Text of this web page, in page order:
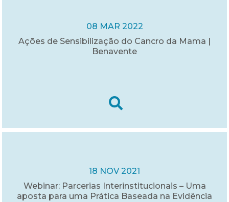
08 MAR 2022
Ações de Sensibilização do Cancro da Mama |
Benavente
18 NOV 2021
Webinar: Parcerias Interinstitucionais – Uma
aposta para uma Prática Baseada na Evidência